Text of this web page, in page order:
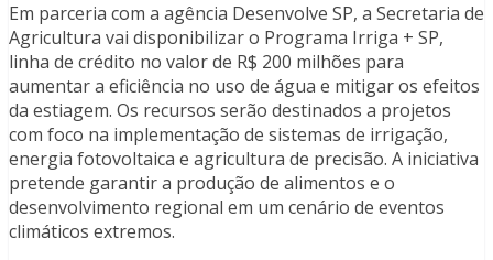
Em parceria com a agência Desenvolve SP, a Secretaria de
Agricultura vai disponibilizar o Programa Irriga + SP,
linha de crédito no valor de R$ 200 milhões para
aumentar a eficiência no uso de água e mitigar os efeitos
da estiagem. Os recursos serão destinados a projetos
com foco na implementação de sistemas de irrigação,
energia fotovoltaica e agricultura de precisão. A iniciativa
pretende garantir a produção de alimentos e o
desenvolvimento regional em um cenário de eventos
climáticos extremos.